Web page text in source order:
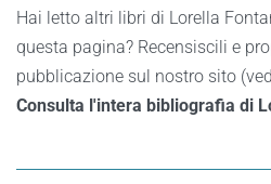
Hai letto altri libri di Lorella
questa pagina? Recensiscili e
pubblicazione sul nostro sito
Consulta l'intera bibliografia di